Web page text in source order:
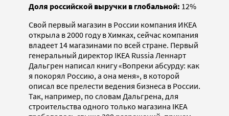
Доля российской выручки в глобальной: 12%
Свой первый магазин в России компания ИКЕА
открыла в 2000 году в Химках, сейчас компания
владеет 14 магазинами по всей стране. Первый
генеральный директор IKEA Russia Леннарт
Дальгрен написал книгу «Вопреки абсурду: как
я покорял Россию, а она меня», в которой
описал все прелести ведения бизнеса в России.
Так, например, по словам Дальгрена, для
строительства одного только магазина IKEA